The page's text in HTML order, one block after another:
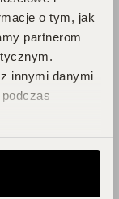
o tym, jak
partnerom
innymi danymi